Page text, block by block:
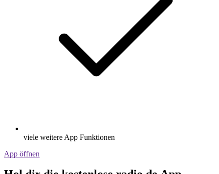
viele weitere App Funktionen
App öffnen